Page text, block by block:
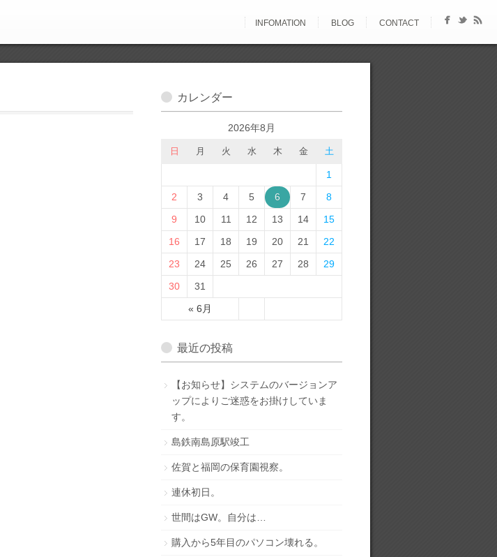
INFOMATION BLOG CONTACT
カレンダー
2026年8月
日 月 火 水 木 金 土
« 6月
1
2
3 4 5 6 7
8
9
10 11 12 13 14
15
16
17 18 19 20 21
22
23
24 25 26 27 28
29
30
31
最近の投稿
【お知らせ】システムのバージョンア
ップによりご迷惑をお掛けしていま
す。
島鉄南島原駅竣工
佐賀と福岡の保育園視察。
連休初日。
世間はGW。自分は…
購入から5年目のパソコン壊れる。